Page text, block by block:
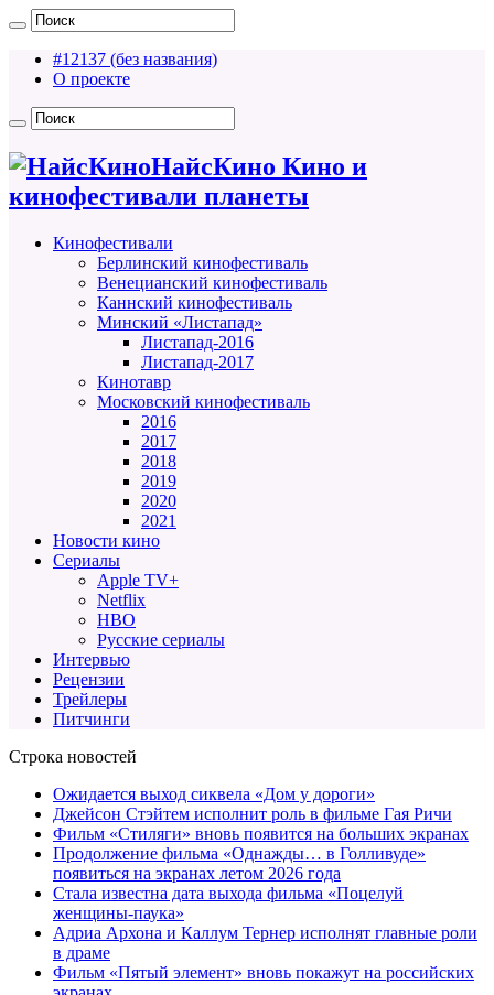
#12137 (без названия)
О проекте
НайсКино Кино и
кинофестивали планеты
Кинофестивали
Берлинский кинофестиваль
Венецианский кинофестиваль
Каннский кинофестиваль
Минский «Листапад»
Листапад-2016
Листапад-2017
Кинотавр
Московский кинофестиваль
2016
2017
2018
2019
2020
2021
Новости кино
Сериалы
Apple TV+
Netflix
HBO
Русские сериалы
Интервью
Рецензии
Трейлеры
Питчинги
Строка новостей
Ожидается выход сиквела «Дом у дороги»
Джейсон Стэйтем исполнит роль в фильме Гая Ричи
Фильм «Стиляги» вновь появится на больших экранах
Продолжение фильма «Однажды… в Голливуде»
появиться на экранах летом 2026 года
Стала известна дата выхода фильма «Поцелуй
женщины-паука»
Адриа Архона и Каллум Тернер исполнят главные роли
в драме
Фильм «Пятый элемент» вновь покажут на российских